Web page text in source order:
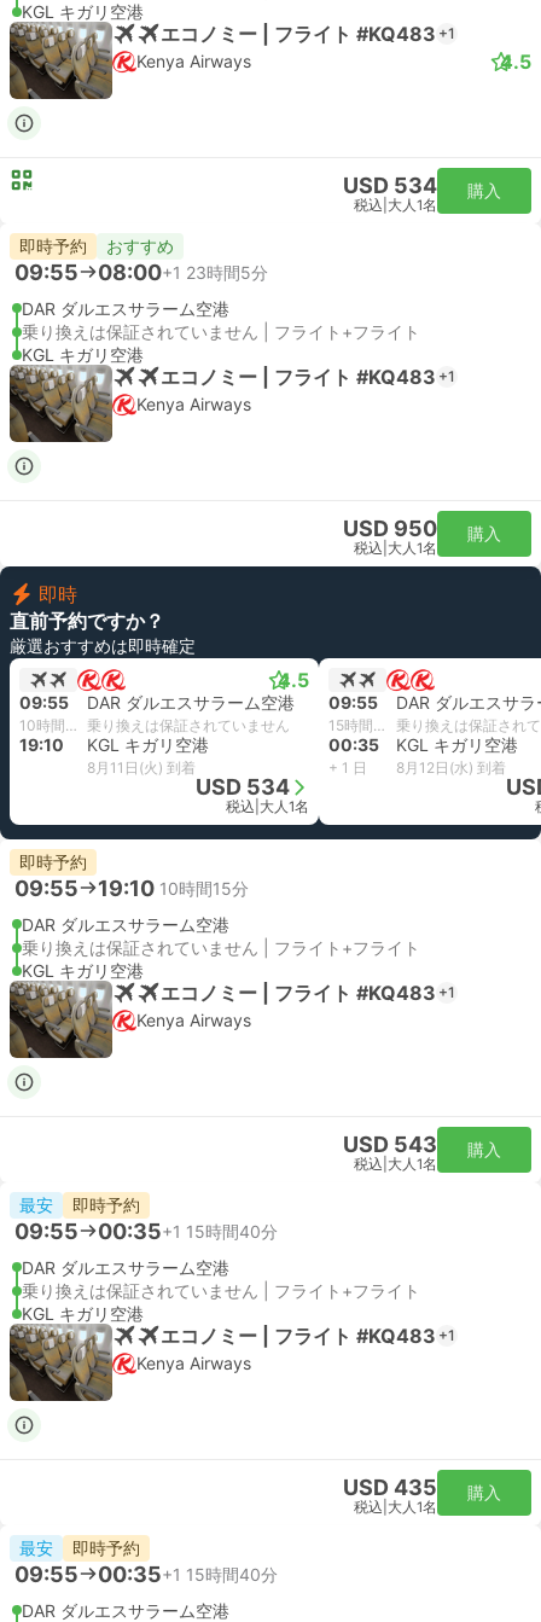
KGL キガリ空港
エコノミー | フライト #KQ483 +1
Kenya Airways 4.5
USD 534
税込 大人1名
購入
即時予約 おすすめ
09:55 08:00+1 23時間5分
DAR ダルエスサラーム空港
乗り換えは保証されていません | フライト+フライト
KGL キガリ空港
エコノミー | フライト #KQ483 +1
Kenya Airways
USD 950
税込 大人1名
購入
即時
直前予約ですか？
厳選おすすめは即時確定
4.5
09:55 DAR ダルエスサラーム空港
10時間15分 乗り換えは保証されていません
19:10 KGL キガリ空港
8月11日(火) 到着
USD 534
税込 大人1名
09:55 DAR ダルエスサ
15時間40分 乗り換えは保証され
00:35 KGL キガリ空港
+ 1 日 8月12日(水) 到着
即時予約
09:55 19:10 10時間15分
DAR ダルエスサラーム空港
乗り換えは保証されていません | フライト+フライト
KGL キガリ空港
エコノミー | フライト #KQ483 +1
Kenya Airways
USD 543
税込 大人1名
購入
最安 即時予約
09:55 00:35+1 15時間40分
DAR ダルエスサラーム空港
乗り換えは保証されていません | フライト+フライト
KGL キガリ空港
エコノミー | フライト #KQ483 +1
Kenya Airways
USD 435
税込 大人1名
購入
最安 即時予約
09:55 00:35+1 15時間40分
DAR ダルエスサラーム空港